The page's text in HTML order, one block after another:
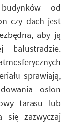
od
czy dach jest
aby ją
balustradzie.
sprawiają,
osłon
tarasu lub
się zazwyczaj